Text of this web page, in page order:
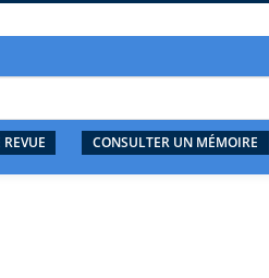
CONSULTER UN MÉMOIRE